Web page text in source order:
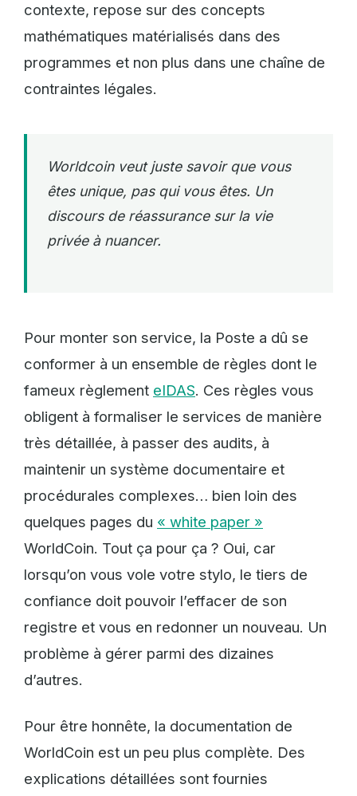
contexte, repose sur des concepts
mathématiques matérialisés dans des
programmes et non plus dans une chaîne de
contraintes légales.
Worldcoin veut juste savoir que vous
êtes unique, pas qui vous êtes. Un
discours de réassurance sur la vie
privée à nuancer.
Pour monter son service, la Poste a dû se
conformer à un ensemble de règles dont le
fameux règlement eIDAS. Ces règles vous
obligent à formaliser le services de manière
très détaillée, à passer des audits, à
maintenir un système documentaire et
procédurales complexes… bien loin des
quelques pages du « white paper »
WorldCoin. Tout ça pour ça ? Oui, car
lorsqu’on vous vole votre stylo, le tiers de
confiance doit pouvoir l’effacer de son
registre et vous en redonner un nouveau. Un
problème à gérer parmi des dizaines
d’autres.
Pour être honnête, la documentation de
WorldCoin est un peu plus complète. Des
explications détaillées sont fournies